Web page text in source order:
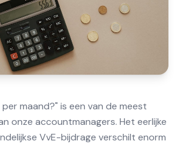
maand?" is een van de meest
onze accountmanagers. Het eerlijke
VvE-bijdrage verschilt enorm